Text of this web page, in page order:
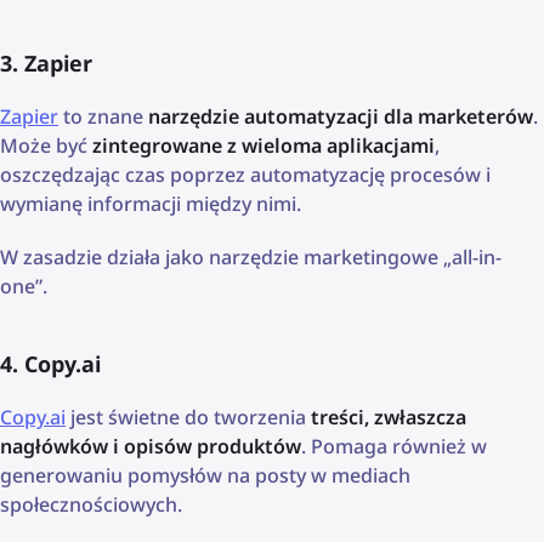
3. Zapier
Zapierto znane narzędzie automatyzacji dla marketerów.
Może być zintegrowane z wieloma aplikacjami,
oszczędzając czas poprzez automatyzację procesów i
wymianę informacji między nimi.
W zasadzie działa jako narzędzie marketingowe „all-in-
one”.
4. Copy.ai
Copy.ai jest świetne do tworzenia treści, zwłaszcza
nagłówków i opisów produktów. Pomaga również w
generowaniu pomysłów na posty w mediach
społecznościowych.